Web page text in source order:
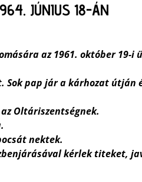
JÚNIUS 18-ÁN
az 1961. október 19-i
pap jár a kárhozat útján
Oltáriszentségnek.
nektek.
kérlek titeket,